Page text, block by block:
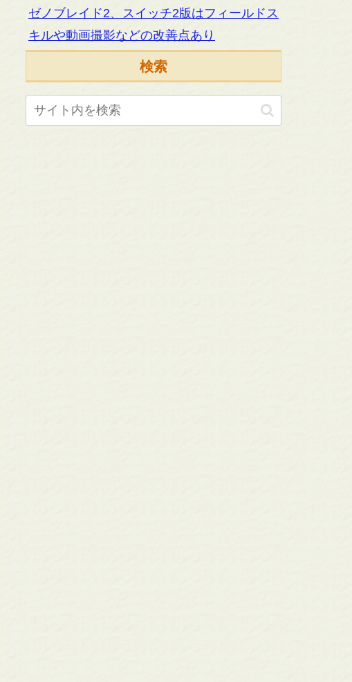
ゼノブレイド2、スイッチ2版はフィールドス
キルや動画撮影などの改善点あり
検索